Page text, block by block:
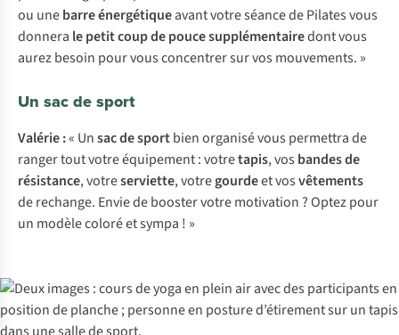
ou unebarre énergétiqueavant votre séance de Pilates vous
donnera le petit coup de pouce supplémentairedont vous
aurez besoin pour vous concentrer sur vos mouvements. »
Un sac de sport
Valérie :« Unsac de sportbien organisé vous permettra de
ranger tout votre équipement : votretapis, vos bandes de
résistance, votreserviette, votregourdeet vosvêtements
de rechange. Envie de booster votre motivation ? Optez pour
un modèle coloré et sympa ! »